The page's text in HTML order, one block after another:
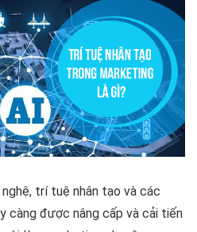
trí tuệ nhân tạo và các
càng được nâng cấp và cải tiến